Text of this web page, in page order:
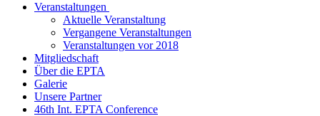
Veranstaltungen
Aktuelle Veranstaltung
Vergangene Veranstaltungen
Veranstaltungen vor 2018
Mitgliedschaft
Über die EPTA
Galerie
Unsere Partner
46th Int. EPTA Conference